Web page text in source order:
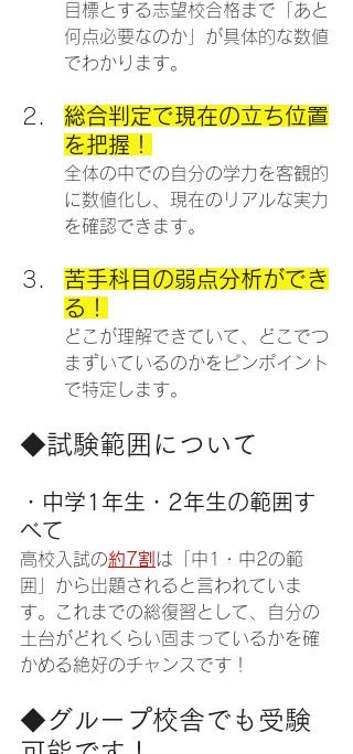
目標とする志望校合格まで「あと
何点必要なのか」が具体的な数値
でわかります。
総合判定で現在の立ち位置
を把握！
全体の中での自分の学力を客観的
に数値化し、現在のリアルな実力
を確認できます。
苦手科目の弱点分析ができ
る！
どこが理解できていて、どこでつ
まずいているのかをピンポイント
で特定します。
◆試験範囲について
・中学1年生・2年生の範囲す
べて
高校入試の約7割 は「中1・中2の範
囲」から出題されると言われていま
す。これまでの総復習として、自分の
土台がどれくらい固まっているかを確
かめる絶好のチャンスです！
◆グループ校舎でも受験